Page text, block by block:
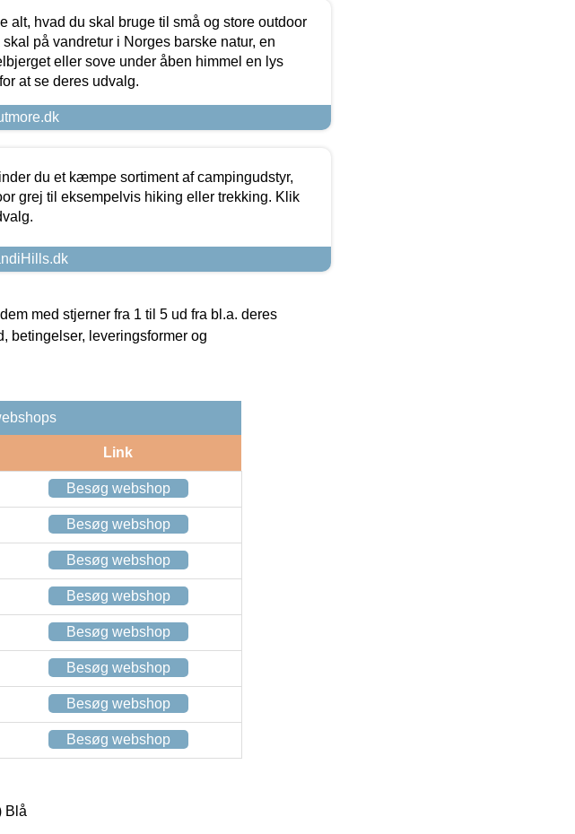
alt, hvad du skal bruge til små og store outdoor
på vandretur i Norges barske natur, en
eller sove under åben himmel en lys
at se deres udvalg.
du et kæmpe sortiment af campingudstyr,
grej til eksempelvis hiking eller trekking. Klik
med stjerner fra 1 til 5 ud fra bl.a. deres
betingelser, leveringsformer og
Link
Besøg webshop
Besøg webshop
Besøg webshop
Besøg webshop
Besøg webshop
Besøg webshop
Besøg webshop
Besøg webshop
Blå